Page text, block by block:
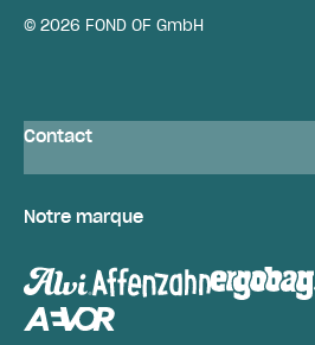
© 2026 FOND OF GmbH
Contact
Notre marque